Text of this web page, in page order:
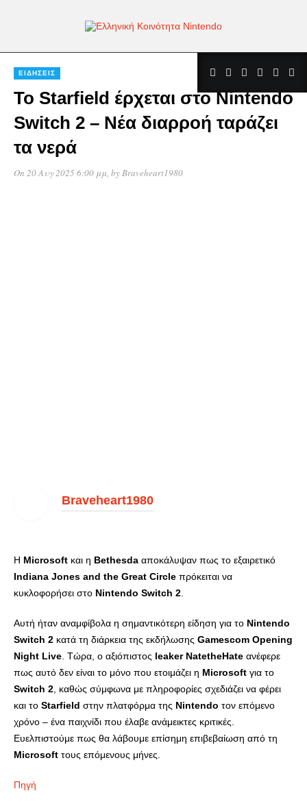
ΕΙΔΉΣΕΙΣ
Το Starfield έρχεται στο Nintendo
Switch 2 – Νέα διαρροή ταράζει
τα νερά
On 20 Αυγ 2025 6:00 μμ, byBraveheart1980
Braveheart1980
Η Microsoft και η Bethesda αποκάλυψαν πως το εξαιρετικό
Indiana Jones and the Great Circle πρόκειται να
κυκλοφορήσει στο Nintendo Switch 2
Αυτή ήταν αναμφίβολα η σημαντικότερη είδηση για το Nintendo
Switch 2 κατά τη διάρκεια της εκδήλωσης Gamescom Opening
Night Live . Τώρα, ο αξιόπιστος leaker NatetheHate ανέφερε
πως αυτό δεν είναι το μόνο που ετοιμάζει η Microsoft για το
Switch 2 , καθώς σύμφωνα με πληροφορίες σχεδιάζει να φέρει
και το Starfield στην πλατφόρμα της Nintendo τον επόμενο
χρόνο – ένα παιχνίδι που έλαβε ανάμεικτες κριτικές.
Ευελπιστούμε πως θα λάβουμε επίσημη επιβεβαίωση από τη
Microsoft τους επόμενους μήνες.
Πηγή